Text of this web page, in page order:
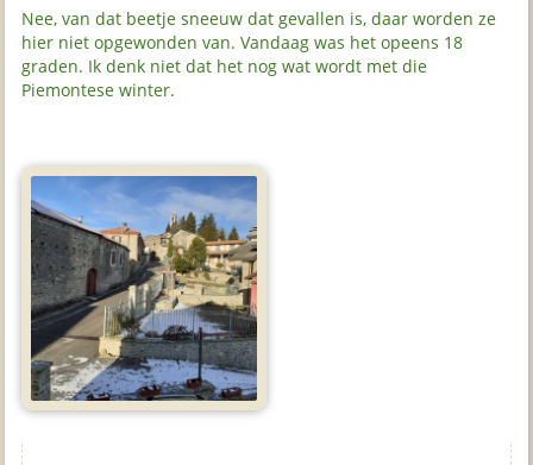
Nee, van dat beetje sneeuw dat gevallen is, daar worden ze
hier niet opgewonden van. Vandaag was het opeens 18
graden. Ik denk niet dat het nog wat wordt met die
Piemontese winter.